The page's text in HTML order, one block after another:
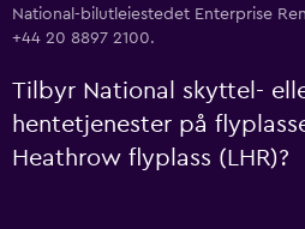
National-bilutleiestedet Enterprise
+44 20 8897 2100.
Tilbyr National skyttel-
hentetjenester på
Heathrow flyplass (LHR)?